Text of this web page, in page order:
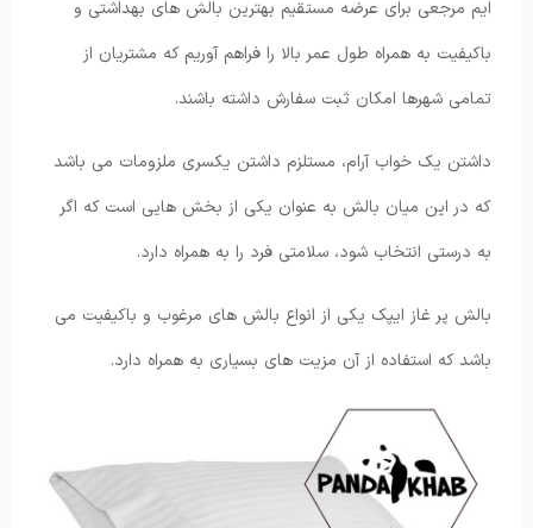
ایم مرجعی برای عرضه مستقیم بهترین بالش های بهداشتی و
باکیفیت به همراه طول عمر بالا را فراهم آوریم که مشتریان از
تمامی شهرها امکان ثبت سفارش داشته باشند.
داشتن یک خواب آرام، مستلزم داشتن یکسری ملزومات می باشد
که در این میان بالش به عنوان یکی از بخش هایی است که اگر
به درستی انتخاب شود، سلامتی فرد را به همراه دارد.
بالش پر غاز ایپک یکی از انواع بالش های مرغوب و باکیفیت می
باشد که استفاده از آن مزیت های بسیاری به همراه دارد.